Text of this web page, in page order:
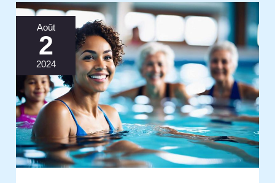
Août
2
2024